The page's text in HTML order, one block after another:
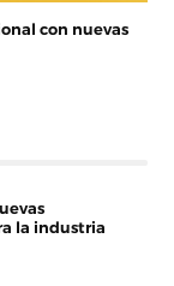
con nuevas
la industria